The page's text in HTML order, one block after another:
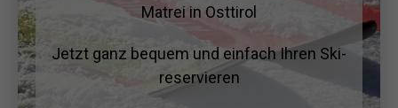
Matrei in Osttirol
Jetzt ganz bequem und einfach Ihren Ski-
reservieren